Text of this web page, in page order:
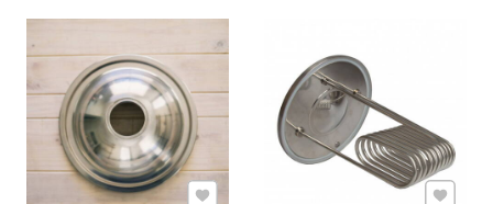
Pridať k Obľúbeným Pridať